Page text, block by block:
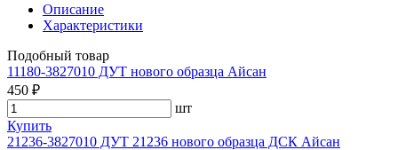
Описание
Характеристики
Подобный товар
11180-3827010 ДУТ нового образца Айсан
450 ₽
шт
Купить
21236-3827010 ДУТ 21236 нового образца ДСК Айсан